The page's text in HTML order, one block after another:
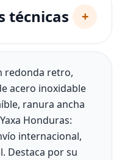
técnicas +
redonda retro,
acero inoxidable
ranura ancha
Honduras:
internacional,
Destaca por su